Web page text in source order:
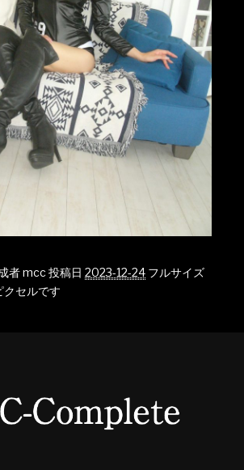
者mcc投稿日 2023-12-24 フルサイズ
クセルです